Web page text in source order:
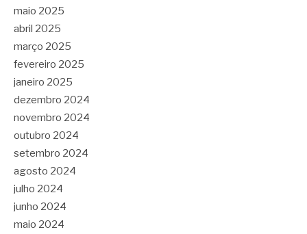
maio 2025
abril 2025
março 2025
fevereiro 2025
janeiro 2025
dezembro 2024
novembro 2024
outubro 2024
setembro 2024
agosto 2024
julho 2024
junho 2024
maio 2024